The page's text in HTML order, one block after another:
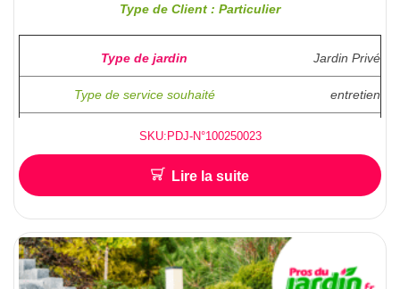
Type de Client : Particulier
Type de jardin Jardin Privé
Type de service souhaité entretien
Superficie ( en M2 )
Fréquence pour l’entretien
1 à 2 fois par
mois
Hauteur approximative pour l’abattage /
Elagage
accés facile ?
SKU:PDJ-N°100250023
Lire la suite